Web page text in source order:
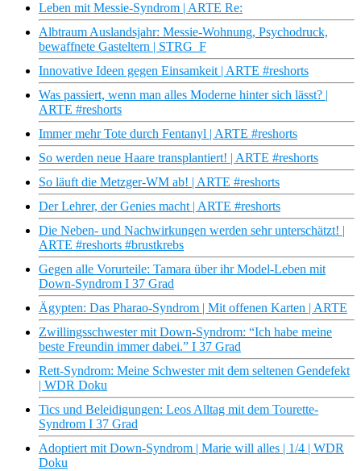
Leben mit Messie-Syndrom | ARTE Re:
Albtraum Auslandsjahr: Messie-Wohnung, Psychodruck,
bewaffnete Gasteltern | STRG_F
Innovative Ideen gegen Einsamkeit | ARTE #reshorts
Was passiert, wenn man alles Moderne hinter sich lässt? |
ARTE #reshorts
Immer mehr Tote durch Fentanyl | ARTE #reshorts
So werden neue Haare transplantiert! | ARTE #reshorts
So läuft die Metzger-WM ab! | ARTE #reshorts
Der Lehrer, der Genies macht | ARTE #reshorts
Die Neben- und Nachwirkungen werden sehr unterschätzt! |
ARTE #reshorts #brustkrebs
Gegen alle Vorurteile: Tamara über ihr Model-Leben mit
Down-Syndrom I 37 Grad
Ägypten: Das Pharao-Syndrom | Mit offenen Karten | ARTE
Zwillingsschwester mit Down-Syndrom: “Ich habe meine
beste Freundin immer dabei.” I 37 Grad
Rett-Syndrom: Meine Schwester mit dem seltenen Gendefekt
| WDR Doku
Tics und Beleidigungen: Leos Alltag mit dem Tourette-
Syndrom I 37 Grad
Adoptiert mit Down-Syndrom | Marie will alles | 1/4 | WDR
Doku